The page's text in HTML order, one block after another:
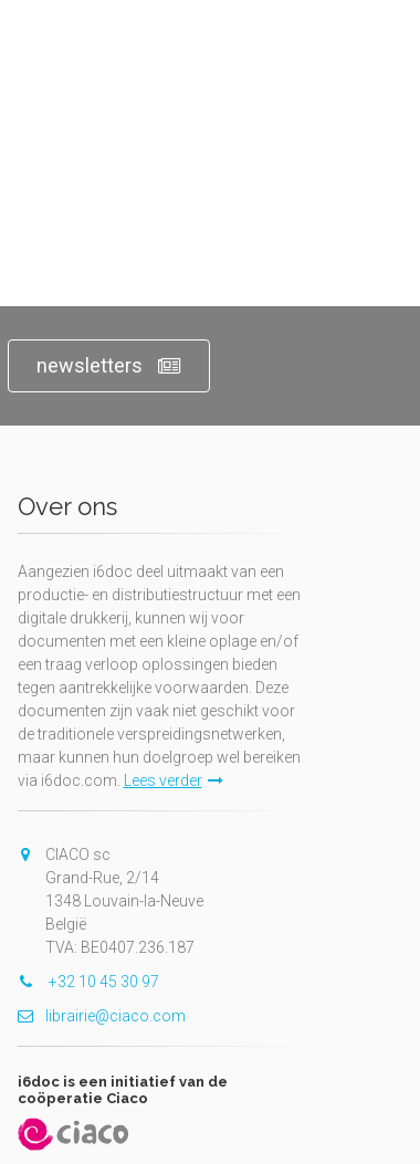
newsletters
Over ons
Aangezien i6doc deel uitmaakt van een
productie- en distributiestructuur met een
digitale drukkerij, kunnen wij voor
documenten met een kleine oplage en/of
een traag verloop oplossingen bieden
tegen aantrekkelijke voorwaarden. Deze
documenten zijn vaak niet geschikt voor
de traditionele verspreidingsnetwerken,
maar kunnen hun doelgroep wel bereiken
via i6doc.com.
Lees verder
CIACO sc
Grand-Rue, 2/14
1348 Louvain-la-Neuve
België
TVA: BE0407.236.187
+32 10 45 30 97
librairie@ciaco.com
i6doc is een initiatief van de
coöperatie Ciaco